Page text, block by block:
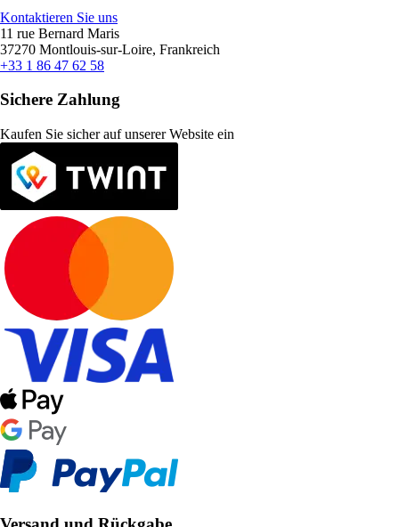
Kontaktieren Sie uns
11 rue Bernard Maris
37270 Montlouis-sur-Loire, Frankreich
+33 1 86 47 62 58
Sichere Zahlung
Kaufen Sie sicher auf unserer Website ein